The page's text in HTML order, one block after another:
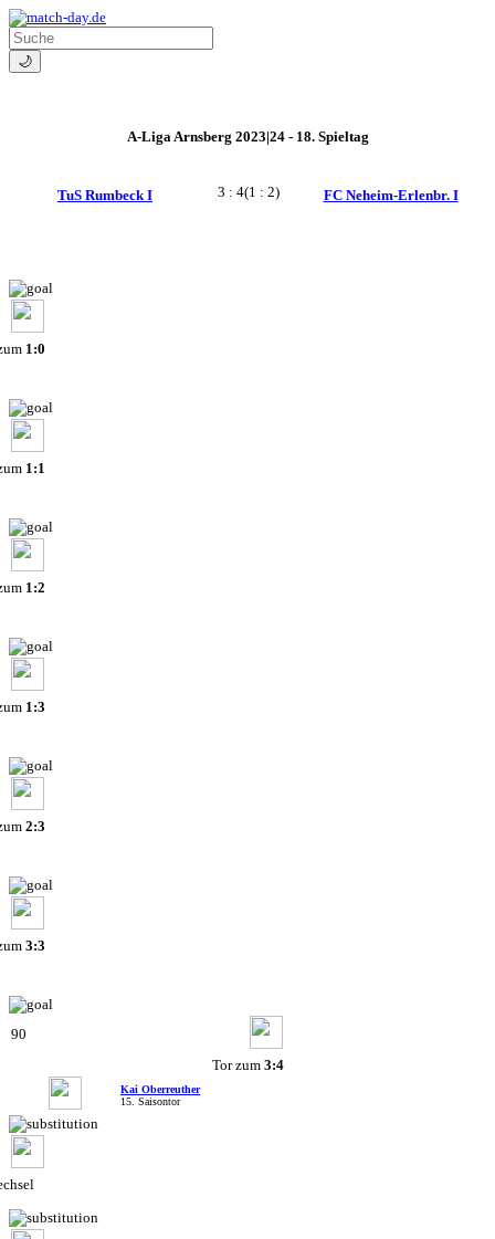
🌙
A-Liga Arnsberg 2023|24 - 18. Spieltag
TuS Rumbeck I 3 : 4(1 : 2) FC Neheim-Erlenbr. I
1:0
1:1
1:2
1:3
2:3
3:3
90
Tor zum 3:4
Kai Oberreuther
15. Saisontor